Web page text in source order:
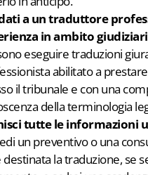
a un traduttore
in ambito
eseguire traduzioni
abilitato a
il tribunale e con una
della terminologia
tutte le informazioni
un preventivo o una
destinata la traduzione, se